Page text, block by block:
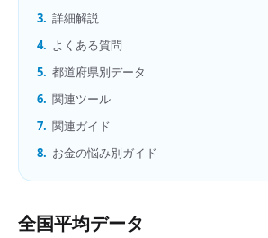
3. 詳細解説
4. よくある質問
5. 都道府県別データ
6. 関連ツール
7. 関連ガイド
8. お金の悩み別ガイド
全国平均データ